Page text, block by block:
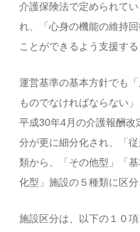
介護保険法で定められて
れ、「心身の機能の維持
ことができるよう支援す
運営基準の基本方針でも
ものでなければならない
平成30年4月の介護報酬改
分が更に細分化され、「
類から、「その他型」「
化型」施設の５種類に区
施設区分は、以下の１０